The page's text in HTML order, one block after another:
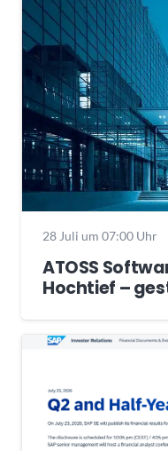
28 Juli um 07:00 Uhr
ATOSS
Hochtief –